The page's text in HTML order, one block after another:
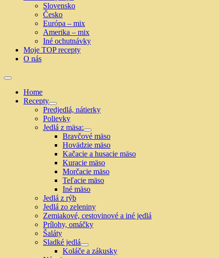
Slovensko
Česko
Európa – mix
Amerika – mix
Iné ochutnávky
Moje TOP recepty
O nás
Home
Recepty
Show
sub
menu
Predjedlá, nátierky
Polievky
Jedlá z mäsa:
Show
sub
menu
Bravčové mäso
Hovädzie mäso
Kačacie a husacie mäso
Kuracie mäso
Morčacie mäso
Teľacie mäso
Iné mäso
Jedlá z rýb
Jedlá zo zeleniny
Zemiakové, cestovinové a iné jedlá
Prílohy, omáčky
Šaláty
Sladké jedlá
Show
sub
Koláče a zákusky